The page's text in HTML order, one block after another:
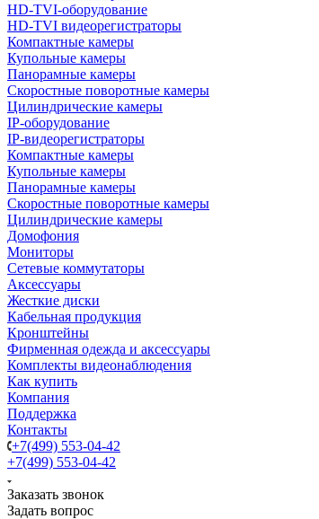
HD-TVI-оборудование
HD-TVI видеорегистраторы
Компактные камеры
Купольные камеры
Панорамные камеры
Скоростные поворотные камеры
Цилиндрические камеры
IP-оборудование
IP-видеорегистраторы
Компактные камеры
Купольные камеры
Панорамные камеры
Скоростные поворотные камеры
Цилиндрические камеры
Домофония
Мониторы
Сетевые коммутаторы
Аксессуары
Жесткие диски
Кабельная продукция
Кронштейны
Фирменная одежда и аксессуары
Комплекты видеонаблюдения
Как купить
Компания
Поддержка
Контакты
+7(499) 553-04-42
+7(499) 553-04-42
Заказать звонок
Задать вопрос